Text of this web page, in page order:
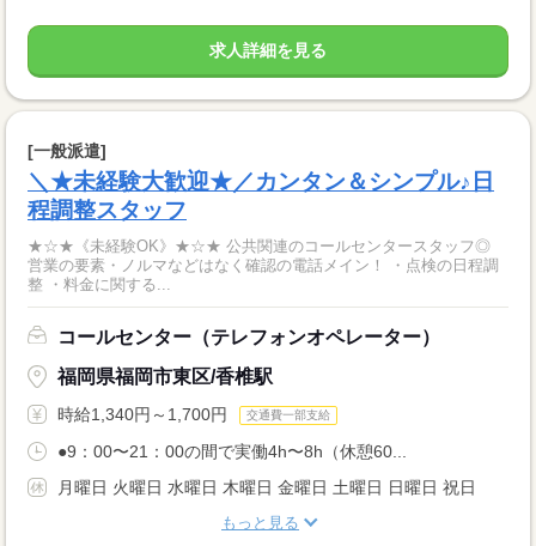
求人詳細を見る
[一般派遣]
＼★未経験大歓迎★／カンタン＆シンプル♪日
程調整スタッフ
★☆★《未経験OK》★☆★ 公共関連のコールセンタースタッフ◎
営業の要素・ノルマなどはなく確認の電話メイン！ ・点検の日程調
整 ・料金に関する...
コールセンター（テレフォンオペレーター）
福岡県福岡市東区/香椎駅
時給1,340円～1,700円 交通費一部支給
●9：00〜21：00の間で実働4h〜8h（休憩60...
月曜日 火曜日 水曜日 木曜日 金曜日 土曜日 日曜日 祝日
もっと見る